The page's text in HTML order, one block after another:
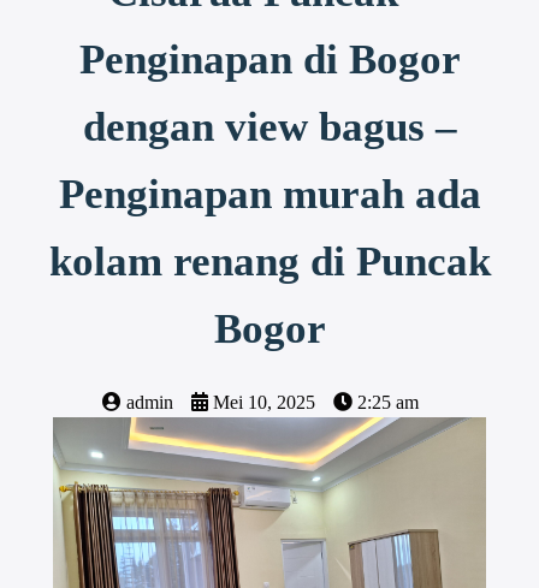
Penginapan di Bogor
dengan view bagus –
Penginapan murah ada
kolam renang di Puncak
Bogor
admin Mei 10, 2025 2:25 am